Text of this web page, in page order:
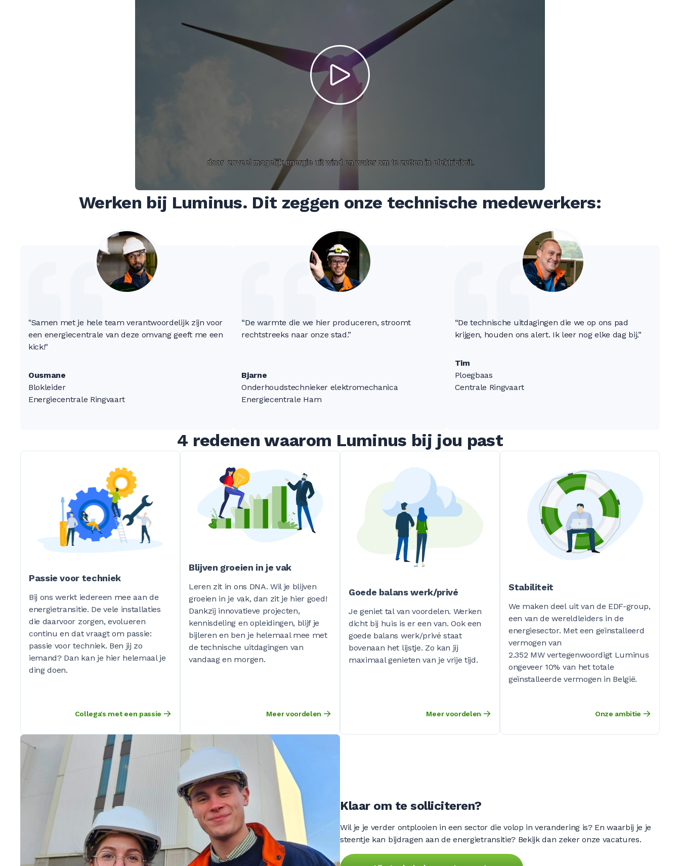
Werken bij Luminus. Dit zeggen onze technische medewerkers:
"Samen met je hele team verantwoordelijk zijn voor
een energiecentrale van deze omvang geeft me een
kick!"
Ousmane
Blokleider
Energiecentrale Ringvaart
“De warmte die we hier produceren, stroomt
rechtstreeks naar onze stad.”
Bjarne
Onderhoudstechnieker elektromechanica
Energiecentrale Ham
“De technische uitdagingen die we op ons pad
krijgen, houden ons alert. Ik leer nog elke dag bij.”
Tim
Ploegbaas
Centrale Ringvaart
4 redenen waarom Luminus bij jou past
Passie voor techniek
Bij ons werkt iedereen mee aan de
energietransitie. De vele installaties
die daarvoor zorgen, evolueren
continu en dat vraagt om passie:
passie voor techniek. Ben jij zo
iemand? Dan kan je hier helemaal je
ding doen.
Collega's met een passie
Blijven groeien in je vak
Leren zit in ons DNA. Wil je blijven
groeien in je vak, dan zit je hier goed!
Dankzij innovatieve projecten,
kennisdeling en opleidingen, blijf je
bijleren en ben je helemaal mee met
de technische uitdagingen van
vandaag en morgen.
Meer voordelen
Goede balans werk/privé
Je geniet tal van voordelen. Werken
dicht bij huis is er een van. Ook een
goede balans werk/privé staat
bovenaan het lijstje. Zo kan jij
maximaal genieten van je vrije tijd.
Meer voordelen
Stabiliteit
We maken deel uit van de EDF-group,
een van de wereldleiders in de
energiesector. Met een geïnstalleerd
vermogen van
2.352 MWvertegenwoordigt Luminus
ongeveer 10% van het totale
geïnstalleerde vermogen in België.
Onze ambitie
Klaar om te solliciteren?
Wil je je verder ontplooien in een sector die volop in verandering is? En waarbij je je
steentje kan bijdragen aan de energietransitie? Bekijk dan zeker onze vacatures.